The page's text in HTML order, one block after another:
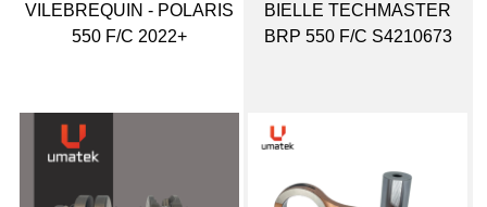
VILEBREQUIN - POLARIS
550 F/C 2022+
BIELLE TECHMASTER
BRP 550 F/C S4210673